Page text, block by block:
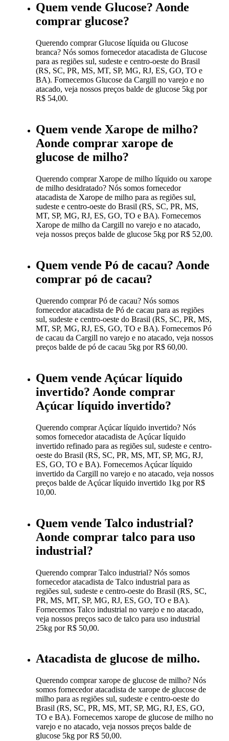
Quem vende Glucose? Aonde
comprar glucose?
Querendo comprar Glucose líquida ou Glucose
branca? Nós somos fornecedor atacadista de Glucose
para as regiões sul, sudeste e centro-oeste do Brasil
(RS, SC, PR, MS, MT, SP, MG, RJ, ES, GO, TO e
BA). Fornecemos Glucose da Cargill no varejo e no
atacado, veja nossos preços balde de glucose 5kg por
R$ 54,00.
Quem vende Xarope de milho?
Aonde comprar xarope de
glucose de milho?
Querendo comprar Xarope de milho líquido ou xarope
de milho desidratado? Nós somos fornecedor
atacadista de Xarope de milho para as regiões sul,
sudeste e centro-oeste do Brasil (RS, SC, PR, MS,
MT, SP, MG, RJ, ES, GO, TO e BA). Fornecemos
Xarope de milho da Cargill no varejo e no atacado,
veja nossos preços balde de glucose 5kg por R$ 52,00.
Quem vende Pó de cacau? Aonde
comprar pó de cacau?
Querendo comprar Pó de cacau? Nós somos
fornecedor atacadista de Pó de cacau para as regiões
sul, sudeste e centro-oeste do Brasil (RS, SC, PR, MS,
MT, SP, MG, RJ, ES, GO, TO e BA). Fornecemos Pó
de cacau da Cargill no varejo e no atacado, veja nossos
preços balde de pó de cacau 5kg por R$ 60,00.
Quem vende Açúcar líquido
invertido? Aonde comprar
Açúcar líquido invertido?
Querendo comprar Açúcar líquido invertido? Nós
somos fornecedor atacadista de Açúcar líquido
invertido refinado para as regiões sul, sudeste e centro-
oeste do Brasil (RS, SC, PR, MS, MT, SP, MG, RJ,
ES, GO, TO e BA). Fornecemos Açúcar líquido
invertido da Cargill no varejo e no atacado, veja nossos
preços balde de Açúcar líquido invertido 1kg por R$
10,00.
Quem vende Talco industrial?
Aonde comprar talco para uso
industrial?
Querendo comprar Talco industrial? Nós somos
fornecedor atacadista de Talco industrial para as
regiões sul, sudeste e centro-oeste do Brasil (RS, SC,
PR, MS, MT, SP, MG, RJ, ES, GO, TO e BA).
Fornecemos Talco industrial no varejo e no atacado,
veja nossos preços saco de talco para uso industrial
25kg por R$ 50,00.
Atacadista de glucose de milho.
Querendo comprar xarope de glucose de milho? Nós
somos fornecedor atacadista de xarope de glucose de
milho para as regiões sul, sudeste e centro-oeste do
Brasil (RS, SC, PR, MS, MT, SP, MG, RJ, ES, GO,
TO e BA). Fornecemos xarope de glucose de milho no
varejo e no atacado, veja nossos preços balde de
glucose 5kg por R$ 50,00.